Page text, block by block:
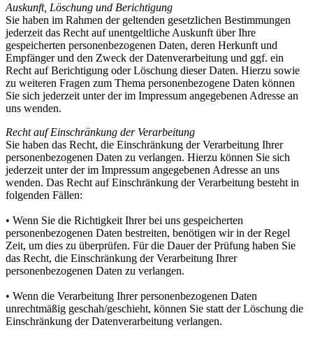
Auskunft, Löschung und Berichtigung
Sie haben im Rahmen der geltenden gesetzlichen Bestimmungen
jederzeit das Recht auf unentgeltliche Auskunft über Ihre
gespeicherten personenbezogenen Daten, deren Herkunft und
Empfänger und den Zweck der Datenverarbeitung und ggf. ein
Recht auf Berichtigung oder Löschung dieser Daten. Hierzu sowie
zu weiteren Fragen zum Thema personenbezogene Daten können
Sie sich jederzeit unter der im Impressum angegebenen Adresse an
uns wenden.
Recht auf Einschränkung der Verarbeitung
Sie haben das Recht, die Einschränkung der Verarbeitung Ihrer
personenbezogenen Daten zu verlangen. Hierzu können Sie sich
jederzeit unter der im Impressum angegebenen Adresse an uns
wenden. Das Recht auf Einschränkung der Verarbeitung besteht in
folgenden Fällen:
• Wenn Sie die Richtigkeit Ihrer bei uns gespeicherten
personenbezogenen Daten bestreiten, benötigen wir in der Regel
Zeit, um dies zu überprüfen. Für die Dauer der Prüfung haben Sie
das Recht, die Einschränkung der Verarbeitung Ihrer
personenbezogenen Daten zu verlangen.
• Wenn die Verarbeitung Ihrer personenbezogenen Daten
unrechtmäßig geschah/geschieht, können Sie statt der Löschung die
Einschränkung der Datenverarbeitung verlangen.